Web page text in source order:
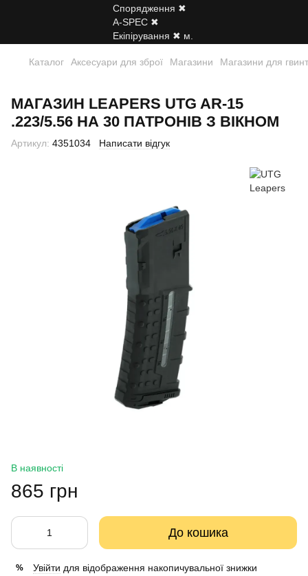
Каталог Аксесуари для зброї Магазини Магазини для
МАГАЗИН LEAPERS UTG AR-15
.223/5.56 НА 30 ПАТРОНІВ З ВІКНОМ
Артикул: 4351034 Написати відгук
В наявності
865 грн
До кошика
% Увійти для відображення накопичувальної знижки